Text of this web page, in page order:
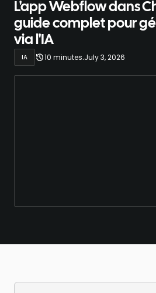
L'app Webflow dans
guide complet pour
via l'IA
IA 10 minutes.July 3, 2026